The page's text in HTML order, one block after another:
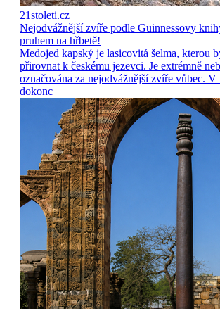
21stoleti.cz
Nejodvážnější zvíře podle Guinnessovy
pruhem na hřbetě!
Medojed kapský je lasicovitá šelma, kterou
přirovnat k českému jezevci. Je extrémně
označována za nejodvážnější zvíře vůbec. V
dokonc